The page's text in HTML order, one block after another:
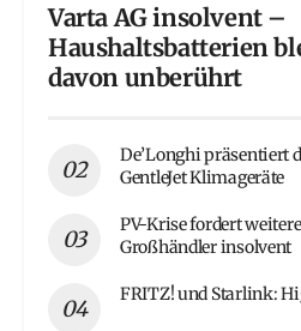
Varta AG insolvent –
Haushaltsbatterien
davon unberührt
De’Longhi präsentiert
GentleJet Klimageräte
PV-Krise fordert
Großhändler insolvent
FRITZ! und Starlink: